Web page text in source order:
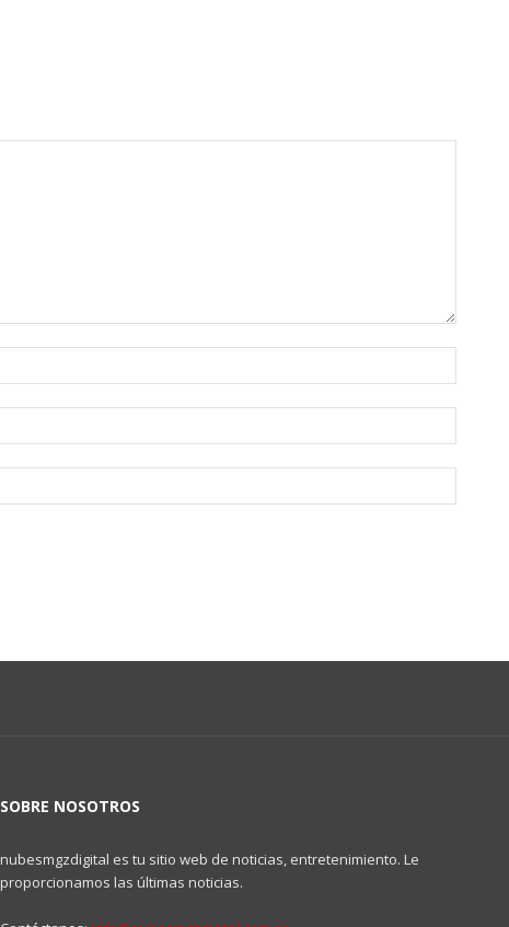
SOBRE NOSOTROS
nubesmgzdigital es tu sitio web de noticias, entretenimiento. Le
proporcionamos las últimas noticias.